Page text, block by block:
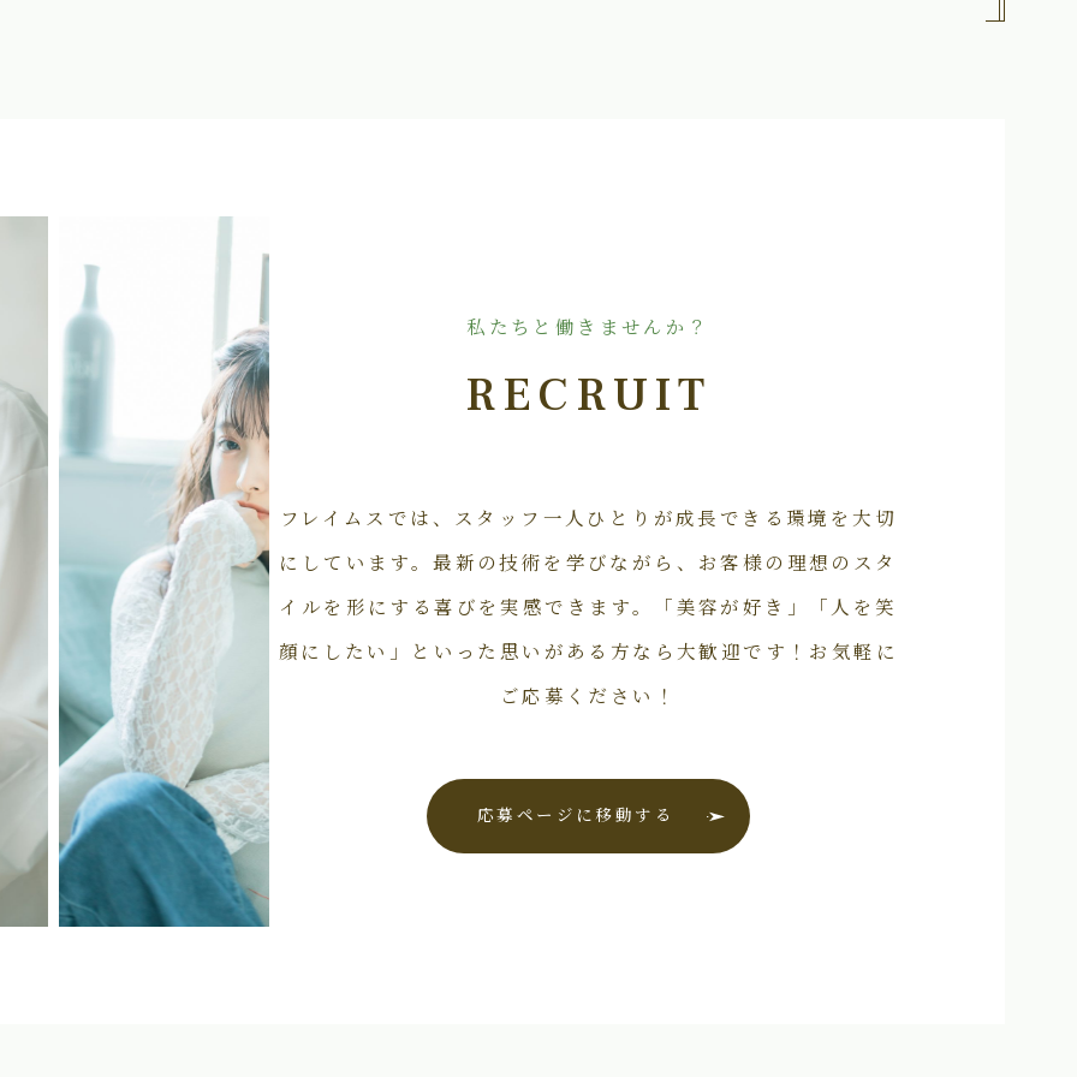
私たちと働きませんか？
RECRUIT
フレイムスでは、スタッフ一人ひとりが成長できる環境を大切
にしています。最新の技術を学びながら、お客様の理想のスタ
イルを形にする喜びを実感できます。「美容が好き」「人を笑
顔にしたい」といった思いがある方なら大歓迎です！お気軽に
ご応募ください！
応募ページに移動する